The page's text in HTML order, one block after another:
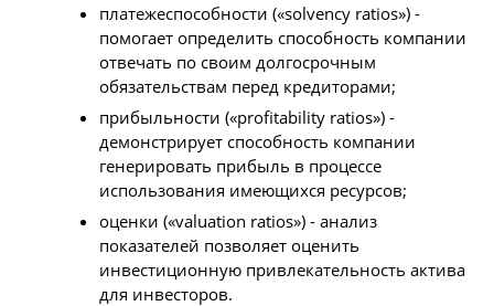
платежеспособности («solvency ratios») -
помогает определить способность компании
отвечать по своим долгосрочным
обязательствам перед кредиторами;
прибыльности («profitability ratios») -
демонстрирует способность компании
генерировать прибыль в процессе
использования имеющихся ресурсов;
оценки («valuation ratios») - анализ
показателей позволяет оценить
инвестиционную привлекательность актива
для инвесторов.